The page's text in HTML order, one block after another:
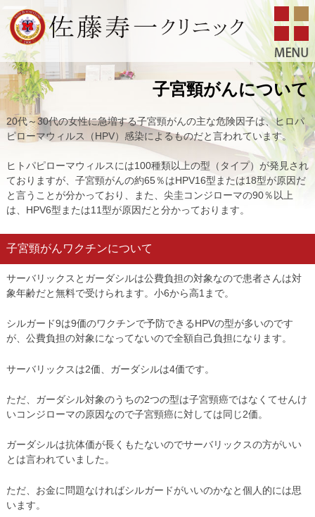
子宮頸がんについて
20代～30代の女性に急増する子宮頸がんの主な危険因子は、ヒロパ
ピローマウィルス（HPV）感染によるものだと言われています。
ヒトパピローマウィルスには100種類以上の型（タイプ）が発見され
ておりますが、子宮頸がんの約65％はHPV16型または18型が原因だ
と言うことが分かっており、また、尖圭コンジローマの90％以上
は、HPV6型または11型が原因だと分かっております。
子宮頸がんワクチンについて
サーバリックスとガーダシルは公費負担の対象なので患者さんは対
象年齢だと無料で受けられます。小6から高1まで。
シルガード9は9価のワクチンで予防できるHPVの型が多いのです
が、公費負担の対象になってないので全額自己負担になります。
サーバリックスは2価、ガーダシルは4価です。
ただ、ガーダシル対象のうちの2つの型は子宮頸癌ではなくてせんけ
いコンジローマの原因なので子宮頸癌に対しては同じ2価。
ガーダシルは抗体価が長くもたないのでサーバリックスの方がいい
とは言われていました。
ただ、お金に問題なければシルガードがいいのかなと個人的には思
います。